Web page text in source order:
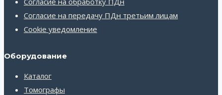
Согласие на передачу ПДн третьим лицам
Cookie уведомление
Оборудование
Каталог
Томографы